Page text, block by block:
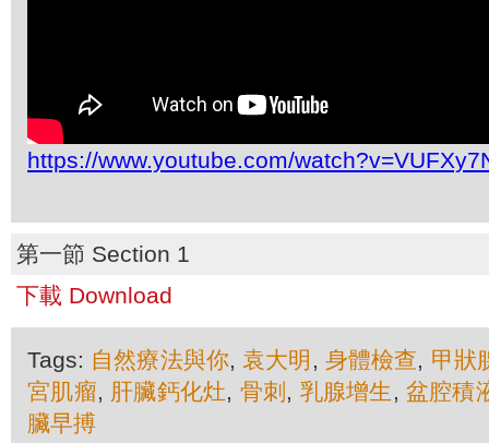
https://www.youtube.com/
第一節 Section 1
下載 Download
Tags: 自然療法與你,袁大明 , 身體檢查, 甲狀
宮肌瘤, 肝臟鈣化灶, 骨刺 , 乳腺增生 , 盆腔積
臟早搏